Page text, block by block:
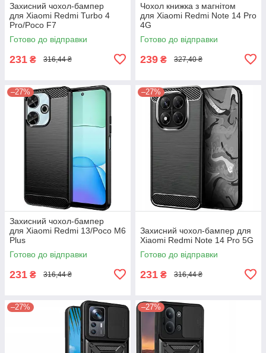
Захисний чохол-бампер
для Xiaomi Redmi Turbo 4
Pro/Poco F7
Готово до відправки
231 ₴ 316,44 ₴
Чохол книжка з магнітом
для Xiaomi Redmi Note 14 Pro
4G
Готово до відправки
239 ₴ 327,40 ₴
–27%
Захисний чохол-бампер
для Xiaomi Redmi 13/Poco M6
Plus
Готово до відправки
231 ₴ 316,44 ₴
–27%
Захисний чохол-бампер для
Xiaomi Redmi Note 14 Pro 5G
Готово до відправки
231 ₴ 316,44 ₴
–27% –27%